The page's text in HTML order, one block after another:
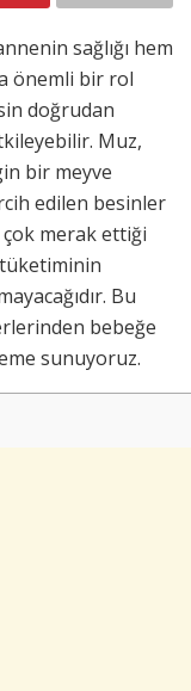
sağlığı hem
önemli bir rol
doğrudan
Muz,
bir meyve
edilen besinler
çok merak ettiği
Bu
bebeğe
sunuyoruz.